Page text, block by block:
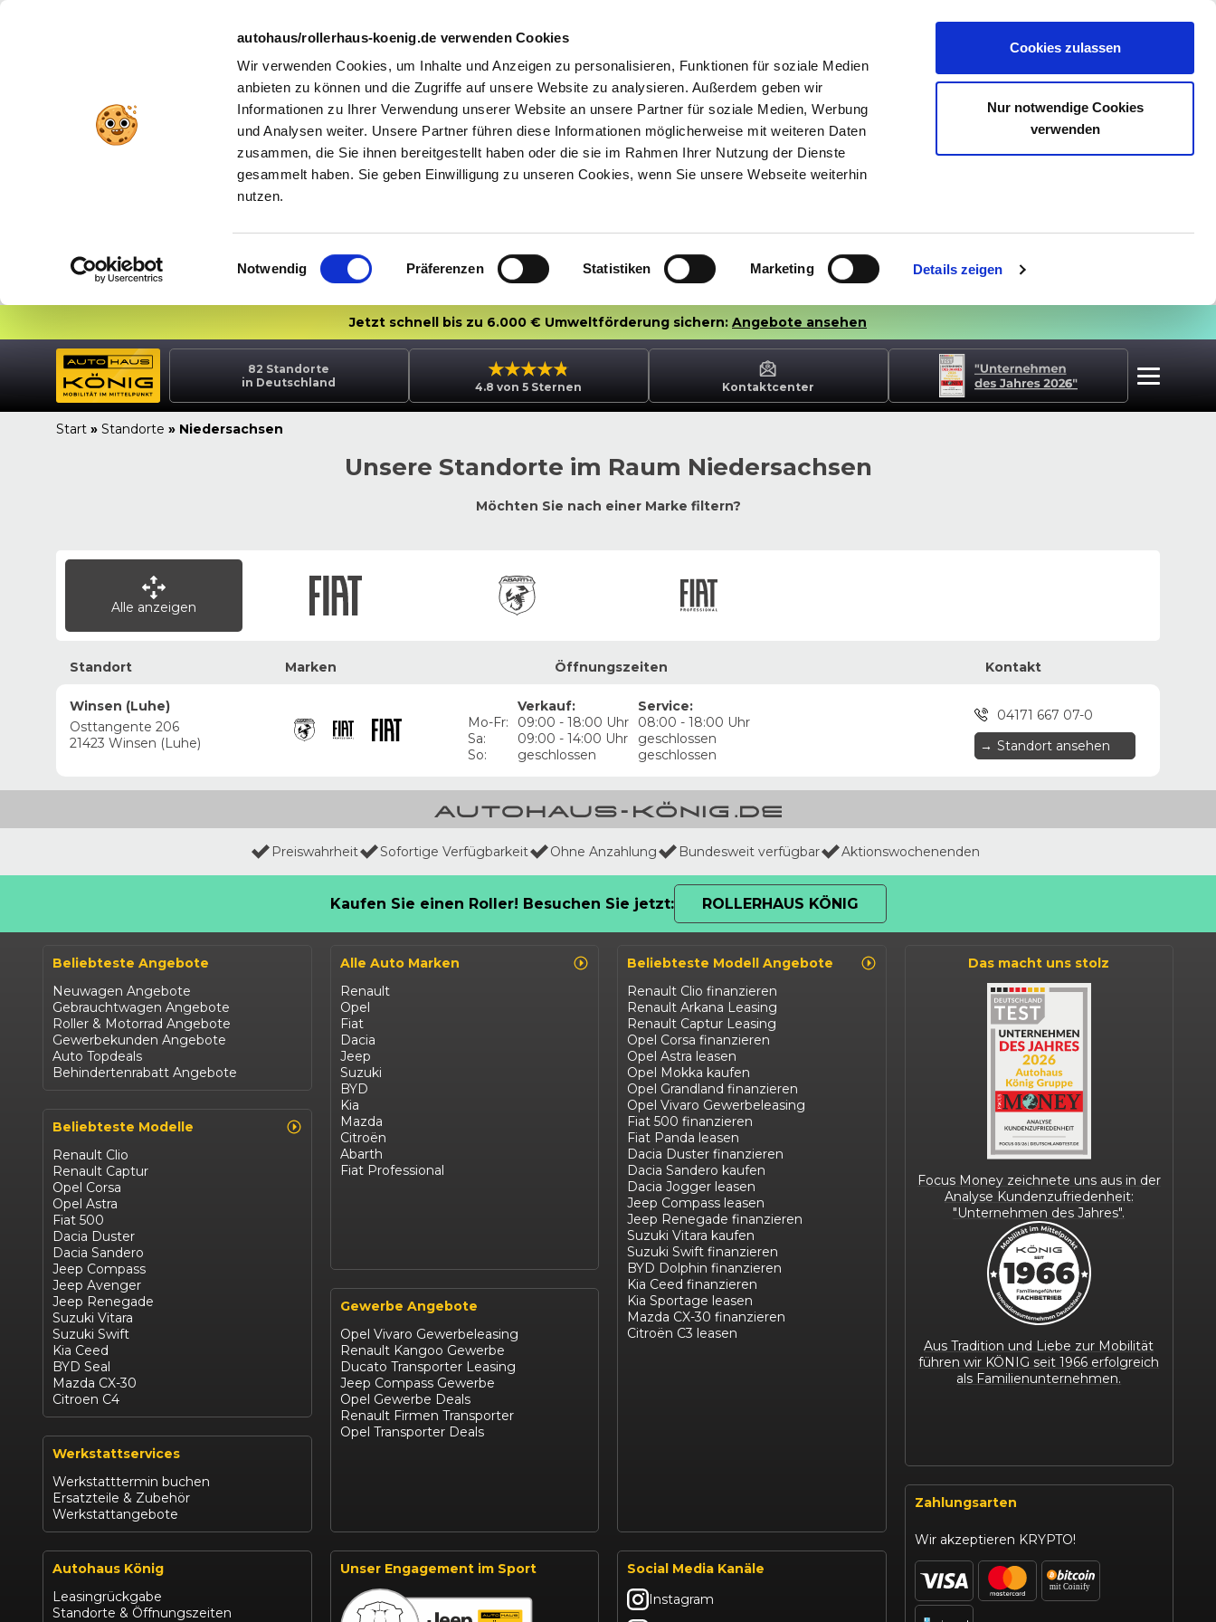
autohaus/rollerhaus-koenig.de verwenden Cookies
Wir verwenden Cookies, um Inhalte und Anzeigen zu personalisieren, Funktionen für soziale Medien
anbieten zu können und die Zugriffe auf unsere Website zu analysieren. Außerdem geben wir
Informationen zu Ihrer Verwendung unserer Website an unsere Partner für soziale Medien, Werbung
und Analysen weiter. Unsere Partner führen diese Informationen möglicherweise mit weiteren Daten
zusammen, die Sie ihnen bereitgestellt haben oder die sie im Rahmen Ihrer Nutzung der Dienste
gesammelt haben. Sie geben Einwilligung zu unseren Cookies, wenn Sie unsere Webseite weiterhin
nutzen.
Einwilligungsauswahl
Notwendig Präferenzen Statistiken Marketing Details zeigen
Cookies zulassen
Nur notwendige Cookies
verwenden
Jetzt schnell bis zu 6.000 € Umweltförderung sichern: Angebote ansehen
82 Standorte
in Deutschland
4.8 von 5 Sternen Kontaktcenter
Start » Standorte » Niedersachsen
Unsere Standorte im Raum Niedersachsen
Möchten Sie nach einer Marke filtern?
Alle anzeigen
Standort Marken Öffnungszeiten Kontakt
Winsen (Luhe)
Osttangente 206
21423 Winsen (Luhe)
Mo-Fr:
Sa:
So:
Verkauf:
09:00 - 18:00 Uhr
09:00 - 14:00 Uhr
geschlossen
Service:
08:00 - 18:00 Uhr
geschlossen
geschlossen
04171 667 07-0
→ Standort ansehen
Preiswahrheit Sofortige Verfügbarkeit Ohne Anzahlung Bundesweit verfügbar Aktionswochenenden
Kaufen Sie einen Roller! Besuchen Sie jetzt: ROLLERHAUS KÖNIG
Beliebteste Angebote
Neuwagen Angebote
Gebrauchtwagen Angebote
Roller & Motorrad Angebote
Gewerbekunden Angebote
Auto Topdeals
Behindertenrabatt Angebote
Beliebteste Modelle
Renault Clio
Renault Captur
Opel Corsa
Opel Astra
Fiat 500
Dacia Duster
Dacia Sandero
Jeep Compass
Jeep Avenger
Jeep Renegade
Suzuki Vitara
Suzuki Swift
Kia Ceed
BYD Seal
Mazda CX-30
Citroen C4
Werkstattservices
Werkstatttermin buchen
Ersatzteile & Zubehör
Werkstattangebote
Alle Auto Marken
Renault
Opel
Fiat
Dacia
Jeep
Suzuki
BYD
Kia
Mazda
Citroën
Abarth
Fiat Professional
Gewerbe Angebote
Opel Vivaro Gewerbeleasing
Renault Kangoo Gewerbe
Ducato Transporter Leasing
Jeep Compass Gewerbe
Opel Gewerbe Deals
Renault Firmen Transporter
Opel Transporter Deals
Beliebteste Modell Angebote
Renault Clio finanzieren
Renault Arkana Leasing
Renault Captur Leasing
Opel Corsa finanzieren
Opel Astra leasen
Opel Mokka kaufen
Opel Grandland finanzieren
Opel Vivaro Gewerbeleasing
Fiat 500 finanzieren
Fiat Panda leasen
Dacia Duster finanzieren
Dacia Sandero kaufen
Dacia Jogger leasen
Jeep Compass leasen
Jeep Renegade finanzieren
Suzuki Vitara kaufen
Suzuki Swift finanzieren
BYD Dolphin finanzieren
Kia Ceed finanzieren
Kia Sportage leasen
Mazda CX-30 finanzieren
Citroën C3 leasen
Autohaus König
Leasingrückgabe
Standorte & Öffnungszeiten
Unser Engagement im Sport
Social Media Kanäle
Instagram
Das macht uns stolz
Focus Money zeichnete uns aus in der
Analyse Kundenzufriedenheit:
"Unternehmen des Jahres".
Aus Tradition und Liebe zur Mobilität
führen wir KÖNIG seit 1966 erfolgreich
als Familienunternehmen.
Zahlungsarten
Wir akzeptieren KRYPTO!